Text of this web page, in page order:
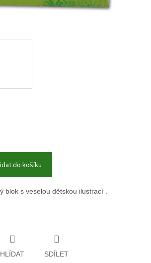
do košíku
blok s veselou dětskou ilustrací .
HLÍDAT SDÍLET